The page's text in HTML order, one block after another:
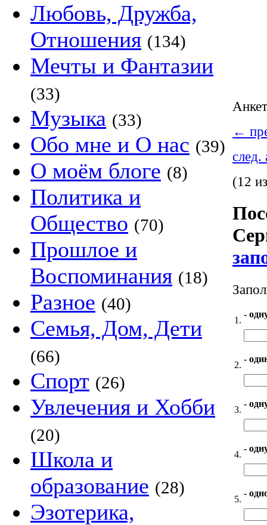
Любовь, Дружба,
Отношения (134)
Мечты и Фантазии
(33)
Музыка (33)
Обо мне и О нас (39)
О моём блоге (8)
Политика и
Общество (70)
Прошлое и
Воспоминания (18)
Разное (40)
Семья, Дом, Дети
(66)
Спорт (26)
Увлечения и Хобби
(20)
Школа и
образование (28)
Эзотерика,
←
след.
(12
1.
-
2.
-
3.
-
4.
-
5.
-